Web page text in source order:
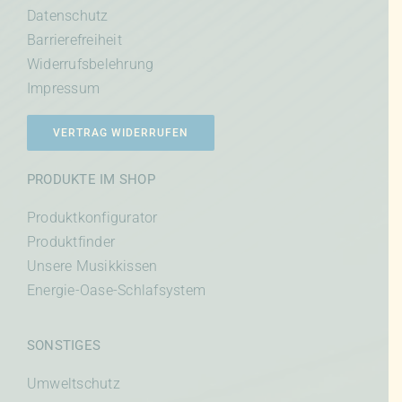
Datenschutz
Barrierefreiheit
Widerrufsbelehrung
Impressum
VERTRAG WIDERRUFEN
PRODUKTE IM SHOP
Produktkonfigurator
Produktfinder
Unsere Musikkissen
Energie-Oase-Schlafsystem
SONSTIGES
Umweltschutz